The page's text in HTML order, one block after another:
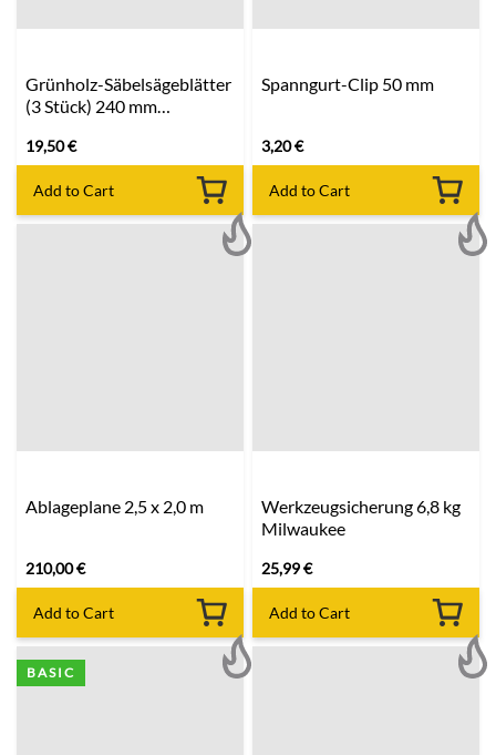
Grünholz-Säbelsägeblätter
(3 Stück) 240 mm
19,50€
Add to Cart
Spanngurt-Clip 50 mm
3,20€
Add to Cart
Ablageplane 2,5 x 2,0 m
210,00€
Add to Cart
Werkzeugsicherung 6,8 kg
Milwaukee
25,99€
Add to Cart
BASIC